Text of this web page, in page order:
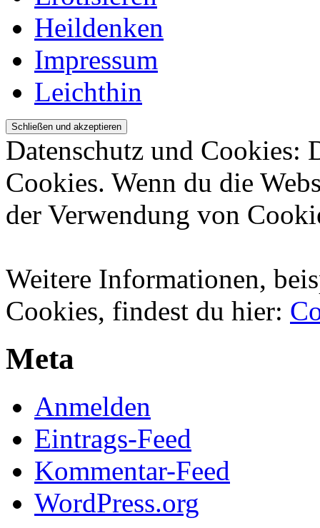
Heildenken
Impressum
Leichthin
Datenschutz und Cookies:
Cookies. Wenn du die
der Verwendung von
Weitere Informationen,
Cookies, findest du hier:
Meta
Anmelden
Eintrags-Feed
Kommentar-Feed
WordPress.org